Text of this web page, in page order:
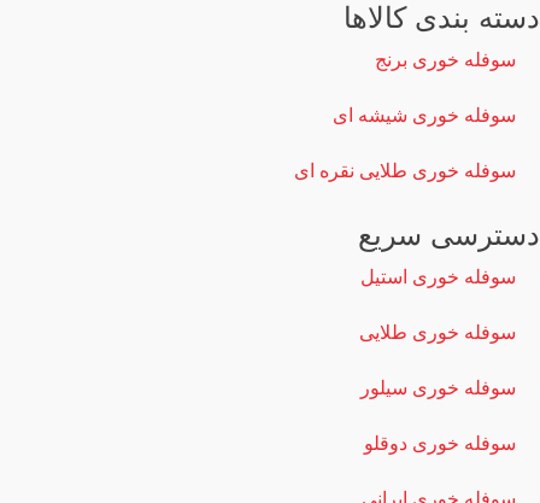
دسته بندی کالاها
سوفله خوری برنج
سوفله خوری شیشه ای
سوفله خوری طلایی نقره ای
دسترسی سریع
سوفله خوری استیل
سوفله خوری طلایی
سوفله خوری سیلور
سوفله خوری دوقلو
سوفله خوری ایرانی